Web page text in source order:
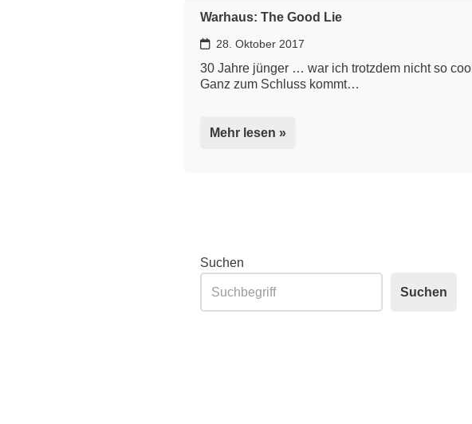
Warhaus: The Good Lie
28. Oktober 2017
30 Jahre jünger … war ich trotzdem nicht so
Ganz zum Schluss kommt…
Mehr lesen »
Suchen
Suchen